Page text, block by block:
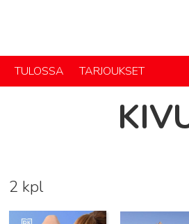
TULOSSA TARJOUKSET
2 kpl
Lue lisää Lue lisää